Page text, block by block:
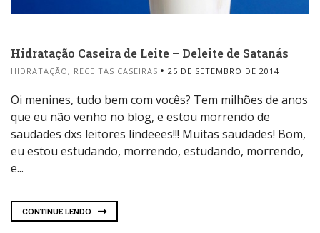
Hidratação Caseira de Leite – Deleite de Satanás
HIDRATAÇÃO , RECEITAS CASEIRAS 25 DE SETEMBRO DE 2014
Oi menines, tudo bem com vocês? Tem milhões de anos
que eu não venho no blog, e estou morrendo de
saudades dxs leitores lindeees!!! Muitas saudades! Bom,
eu estou estudando, morrendo, estudando, morrendo,
e...
CONTINUE LENDO